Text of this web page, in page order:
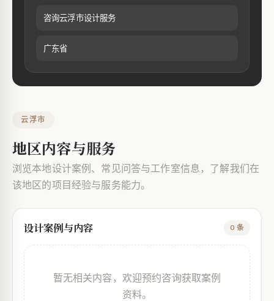
咨询云浮市设计服务
广东省
云浮市
地区内容与服务
浏览本地设计案例、常见问答与工作室信息，了解我们在
该地区的项目经验与服务能力。
设计案例与内容 0 条
暂无相关内容，欢迎预约咨询获取案例
资料。